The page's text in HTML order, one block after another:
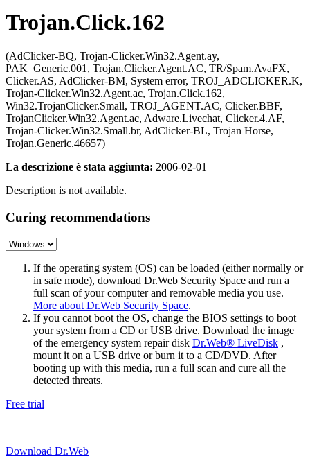
Trojan.Click.162
(AdClicker-BQ, Trojan-Clicker.Win32.Agent.ay,
PAK_Generic.001, Trojan.Clicker.Agent.AC, TR/Spam.AvaFX,
Clicker.AS, AdClicker-BM, System error, TROJ_ADCLICKER.K,
Trojan-Clicker.Win32.Agent.ac, Trojan.Click.162,
Win32.TrojanClicker.Small, TROJ_AGENT.AC, Clicker.BBF,
TrojanClicker.Win32.Agent.ac, Adware.Livechat, Clicker.4.AF,
Trojan-Clicker.Win32.Small.br, AdClicker-BL, Trojan Horse,
Trojan.Generic.46657)
La descrizione è stata aggiunta: 2006-02-01
Description is not available.
Curing recommendations
If the operating system (OS) can be loaded (either normally or
in safe mode), download Dr.Web Security Space and run a
full scan of your computer and removable media you use.
More about Dr.Web Security Space.
If you cannot boot the OS, change the BIOS settings to boot
your system from a CD or USB drive. Download the image
of the emergency system repair disk Dr.Web® LiveDisk ,
mount it on a USB drive or burn it to a CD/DVD. After
booting up with this media, run a full scan and cure all the
detected threats.
Free trial
Download Dr.Web